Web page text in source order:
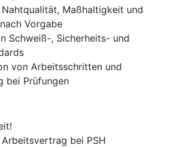
Maßhaltigkeit und
Vorgabe
Schweiß-, Sicherheits- und
von Arbeitsschritten und
bei Prüfungen
bei PSH